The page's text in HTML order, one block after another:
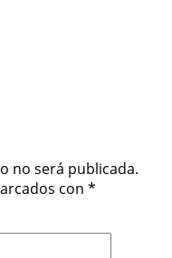
no será publicada.
con *